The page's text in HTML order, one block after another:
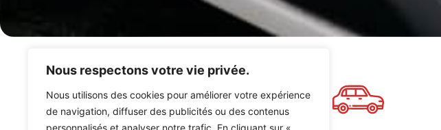
Nous respectons votre vie privée.
Nous utilisons des cookies pour améliorer votre expérience
de navigation, diffuser des publicités ou des contenus
personnalisés et analyser notre trafic. En cliquant sur «